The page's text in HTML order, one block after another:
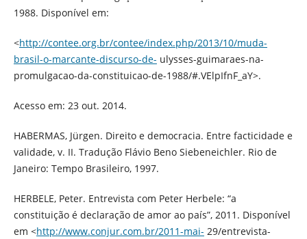
1988. Disponível em:
<http://contee.org.br/contee/index.php/2013/10/muda-
brasil-o-marcante-discurso-de- ulysses-guimaraes-na-
promulgacao-da-constituicao-de-1988/#.VElpIfnF_aY>.
Acesso em: 23 out. 2014.
HABERMAS, Jürgen. Direito e democracia. Entre facticidade e
validade, v. II. Tradução Flávio Beno Siebeneichler. Rio de
Janeiro: Tempo Brasileiro, 1997.
HERBELE, Peter. Entrevista com Peter Herbele: “a
constituição é declaração de amor ao país”, 2011. Disponível
em <http://www.conjur.com.br/2011-mai- 29/entrevista-